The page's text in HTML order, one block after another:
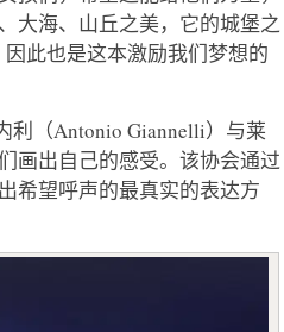
大海、山丘之美，它的城堡之
此也是这本激励我们梦想的
利（Antonio Giannelli）与莱
画出自己的感受。该协会通过
希望呼声的最真实的表达方